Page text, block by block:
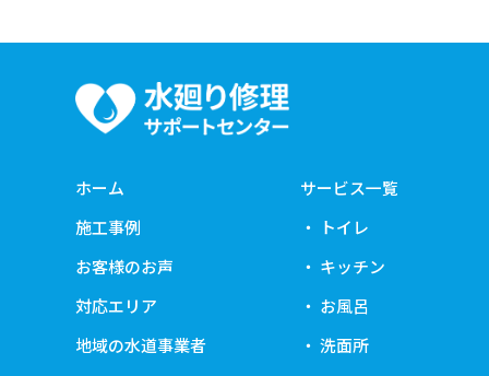
ホーム
施工事例
お客様のお声
対応エリア
地域の水道事業者
サービス一覧
トイレ
キッチン
お風呂
洗面所